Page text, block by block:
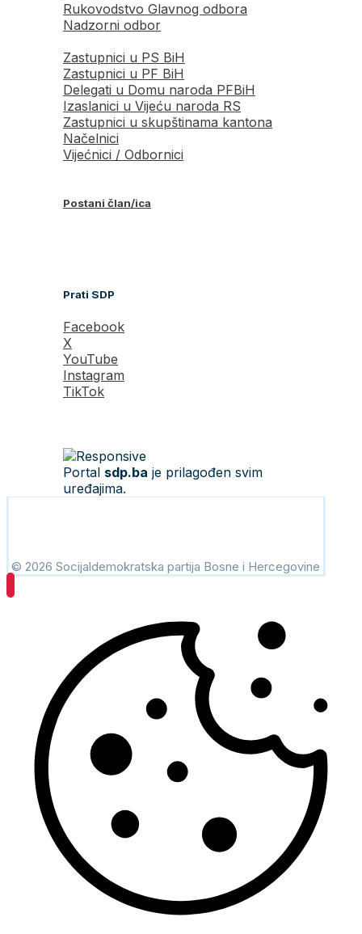
Rukovodstvo Glavnog odbora
Nadzorni odbor
Zastupnici u PS BiH
Zastupnici u PF BiH
Delegati u Domu naroda PFBiH
Izaslanici u Vijeću naroda RS
Zastupnici u skupštinama kantona
Načelnici
Vijećnici / Odbornici
Postani član/ica
Prati SDP
Facebook
X
YouTube
Instagram
TikTok
Portal sdp.ba je prilagođen svim
uređajima.
© 2026 Socijaldemokratska partija Bosne i Hercegovine